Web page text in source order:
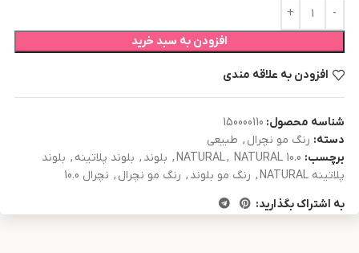
افزودن به سبد خرید
افزودن به علاقه مندی
شناسه محصول: 150000110
دسته: رنگ مو نچرال , طبیعی
برچسب:
NATURAL, NATURAL 10.0
, بلوند , بلوند پلاتینه , بلوند
پلاتینه NATURAL
, رنگ مو بلوند , رنگ مو نچرال , نچرال 10.0
به اشتراک بگذارید: